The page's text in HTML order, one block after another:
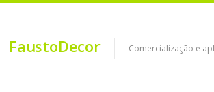
FaustoDecor Comercialização e